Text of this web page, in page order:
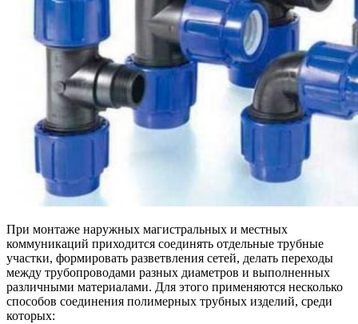
При монтаже наружных магистральных и местных
коммуникаций приходится соединять отдельные трубные
участки, формировать разветвления сетей, делать переходы
между трубопроводами разных диаметров и выполненных
различными материалами. Для этого применяются несколько
способов соединения полимерных трубных изделий, среди
которых: